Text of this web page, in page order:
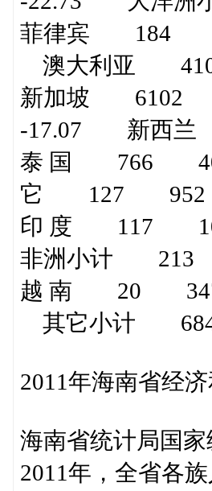
菲律宾 184
澳大利亚
新加坡
-17.07 新西
泰 国 766
它 127 952
印 度 117
非洲小计
越 南 20
其它小计
2011年海南省经
海南省统计局国
2011年，全省各